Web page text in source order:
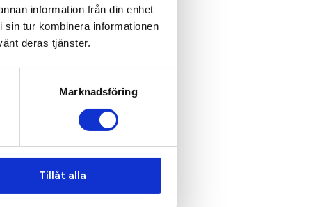
information från din enhet
tur kombinera informationen
deras tjänster.
Marknadsföring
Tillåt alla